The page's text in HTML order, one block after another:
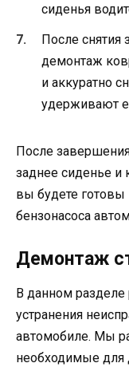
сиденья
После снятия
демонтаж
и аккуратно
удерживают
После
заднее сиденье и
вы будете
бензонасоса
Демонтаж
В данном разделе
устранения
автомобиле. Мы
необходимые для